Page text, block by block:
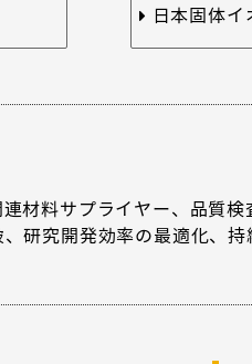
日本固体イ
材料サプライヤー、品質
研究開発効率の最適化、持